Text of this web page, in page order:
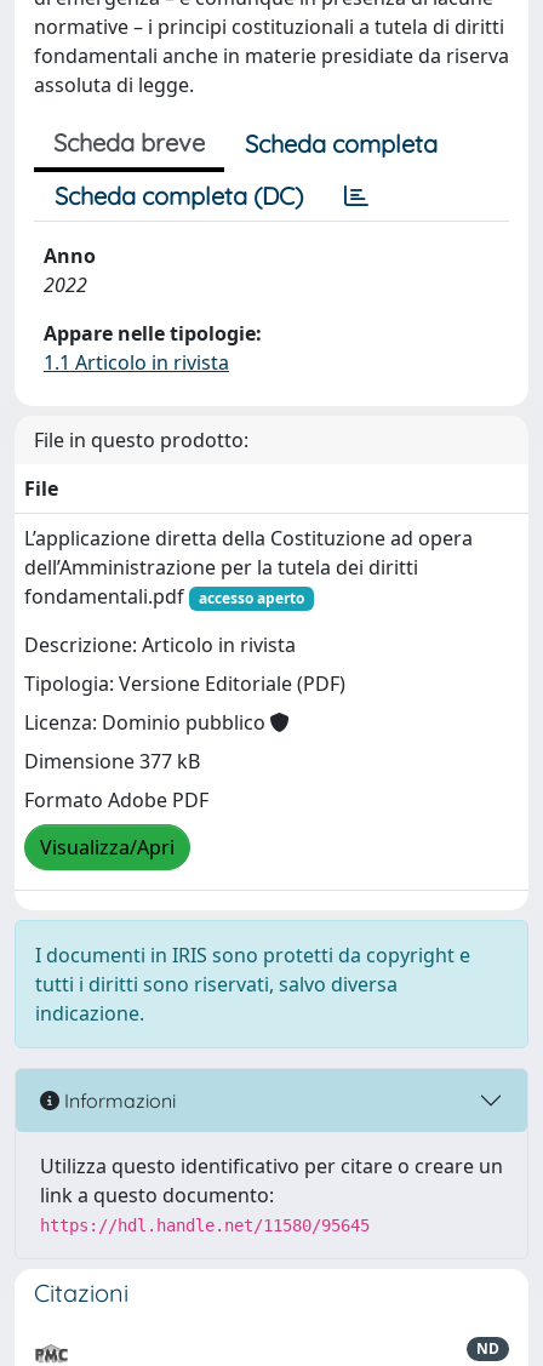
normative – i principi costituzionali a tutela di diritti
fondamentali anche in materie presidiate da riserva
assoluta di legge.
Scheda breve
Scheda completa
Scheda completa (DC)
Anno
2022
Appare nelle tipologie:
1.1 Articolo in rivista
File in questo prodotto:
File
L’applicazione diretta della Costituzione ad opera
dell’Amministrazione per la tutela dei diritti
fondamentali.pdf
accesso aperto
Descrizione: Articolo in rivista
Tipologia: Versione Editoriale (PDF)
Licenza: Dominio pubblico
Dimensione 377 kB
Formato Adobe PDF
Visualizza/Apri
I documenti in IRIS sono protetti da copyright e
tutti i diritti sono riservati, salvo diversa
indicazione.
Informazioni
Utilizza questo identificativo per citare o creare un
link a questo documento:
https://hdl.handle.net/11580/95645
Citazioni
ND